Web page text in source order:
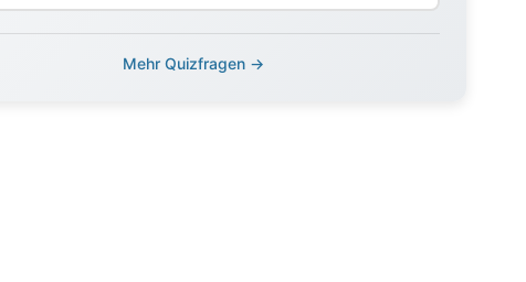
Mehr Quizfragen →